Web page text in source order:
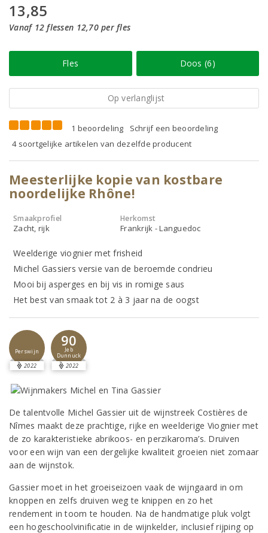
13,85
Vanaf 12 flessen 12,70 per fles
Fles Doos (6)
Op verlanglijst
1 beoordeling
Schrijf een beoordeling
4 soortgelijke artikelen van dezelfde producent
Meesterlijke kopie van kostbare
noordelijke Rhône!
Smaakprofiel
Zacht, rijk
Herkomst
Frankrijk - Languedoc
Weelderige viognier met frisheid
Michel Gassiers versie van de beroemde condrieu
Mooi bij asperges en bij vis in romige saus
Het best van smaak tot 2 à 3 jaar na de oogst
Perswijn
2022
90
Jeb
Dunnuck
2022
De talentvolle Michel Gassier uit de wijnstreek Costières de
Nîmes maakt deze prachtige, rijke en weelderige Viognier met
de zo karakteristieke abrikoos- en perzikaroma’s. Druiven
voor een wijn van een dergelijke kwaliteit groeien niet zomaar
aan de wijnstok.
Gassier moet in het groeiseizoen vaak de wijngaard in om
knoppen en zelfs druiven weg te knippen en zo het
rendement in toom te houden. Na de handmatige pluk volgt
een hogeschoolvinificatie in de wijnkelder, inclusief rijping op